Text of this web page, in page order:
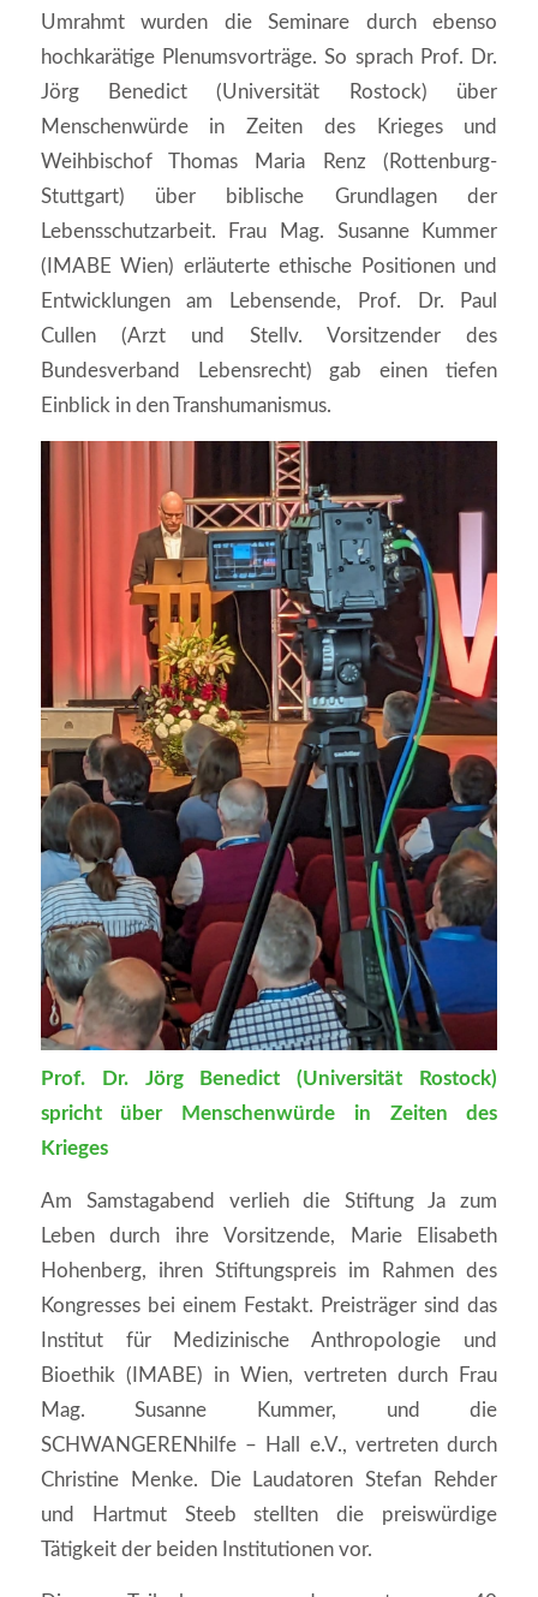
Umrahmt wurden die Seminare durch ebenso
hochkarätige Plenumsvorträge. So sprach Prof. Dr.
Jörg Benedict (Universität Rostock) über
Menschenwürde in Zeiten des Krieges und
Weihbischof Thomas Maria Renz (Rottenburg-
Stuttgart) über biblische Grundlagen der
Lebensschutzarbeit. Frau Mag. Susanne Kummer
(IMABE Wien) erläuterte ethische Positionen und
Entwicklungen am Lebensende, Prof. Dr. Paul
Cullen (Arzt und Stellv. Vorsitzender des
Bundesverband Lebensrecht) gab einen tiefen
Einblick in den Transhumanismus.
Prof. Dr. Jörg Benedict (Universität Rostock)
spricht über Menschenwürde in Zeiten des
Krieges
Am Samstagabend verlieh die Stiftung Ja zum
Leben durch ihre Vorsitzende, Marie Elisabeth
Hohenberg, ihren Stiftungspreis im Rahmen des
Kongresses bei einem Festakt. Preisträger sind das
Institut für Medizinische Anthropologie und
Bioethik (IMABE) in Wien, vertreten durch Frau
Mag. Susanne Kummer, und die
SCHWANGERENhilfe – Hall e.V., vertreten durch
Christine Menke. Die Laudatoren Stefan Rehder
und Hartmut Steeb stellten die preiswürdige
Tätigkeit der beiden Institutionen vor.